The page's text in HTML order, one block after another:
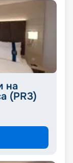
на
(PR3)